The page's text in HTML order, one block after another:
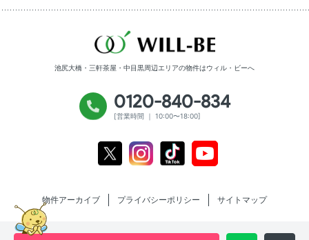
池尻大橋・三軒茶屋・中目黒周辺エリアの物件はウィル・ビーへ
0120-840-834
[営業時間 ｜ 10:00〜18:00]
Instagram Tiktok
物件アーカイブ プライバシーポリシー サイトマップ